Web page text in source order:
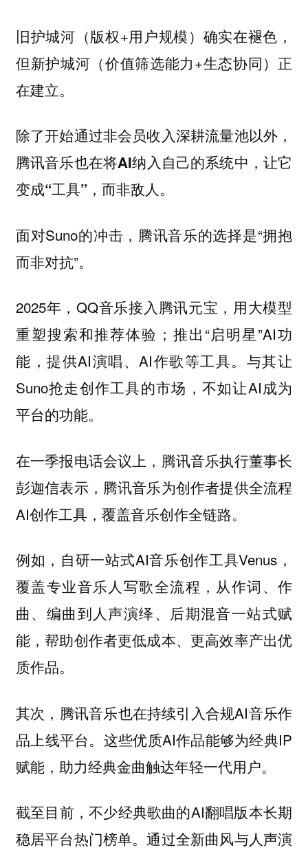
旧护城河（版权+用户规模）确实在褪色，
但新护城河（价值筛选能力+生态协同）正
在建立。
除了开始通过非会员收入深耕流量池以外，
腾讯音乐也在将AI纳入自己的系统中，让它
变成“工具”，而非敌人。
面对Suno的冲击，腾讯音乐的选择是“拥抱
而非对抗”。
2025年，QQ音乐接入腾讯元宝，用大模型
重塑搜索和推荐体验；推出“启明星”AI功
能，提供AI演唱、AI作歌等工具。与其让
Suno抢走创作工具的市场，不如让AI成为
平台的功能。
在一季报电话会议上，腾讯音乐执行董事长
彭迦信表示，腾讯音乐为创作者提供全流程
AI创作工具，覆盖音乐创作全链路。
例如，自研一站式AI音乐创作工具Venus，
覆盖专业音乐人写歌全流程，从作词、作
曲、编曲到人声演绎、后期混音一站式赋
能，帮助创作者更低成本、更高效率产出优
质作品。
其次，腾讯音乐也在持续引入合规AI音乐作
品上线平台。这些优质AI作品能够为经典IP
赋能，助力经典金曲触达年轻一代用户。
截至目前，不少经典歌曲的AI翻唱版本长期
稳居平台热门榜单。通过全新曲风与人声演